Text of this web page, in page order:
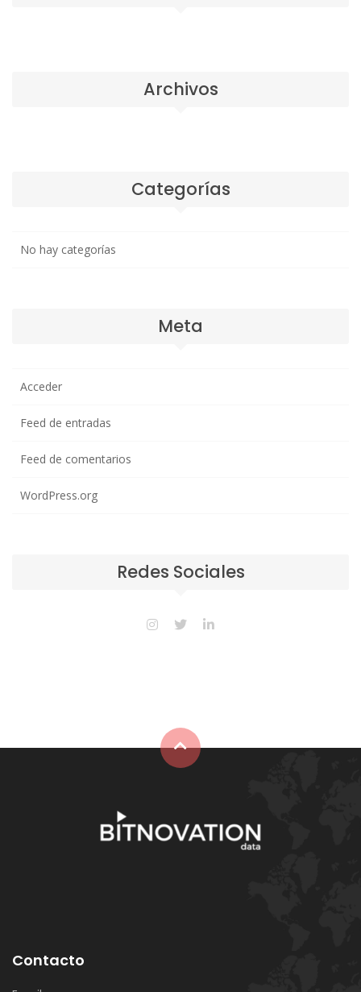
Archivos
Categorías
No hay categorías
Meta
Acceder
Feed de entradas
Feed de comentarios
WordPress.org
Redes Sociales
Contacto